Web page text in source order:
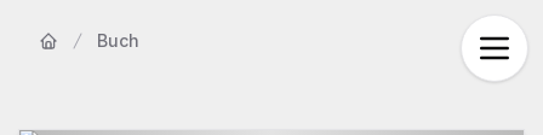
Buch